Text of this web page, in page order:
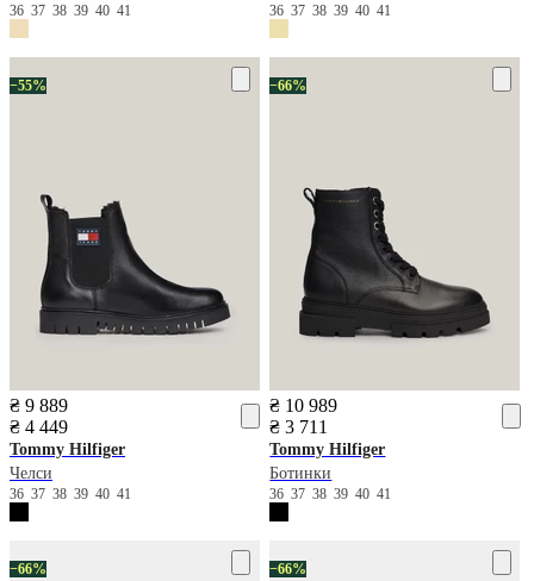
36 37 38 39 40 41 363738394041
−55%
₴ 9 889
₴ 4 449
Tommy Hilfiger
Челси
36 37 38 39 40 41
−66%
₴ 10 989
₴ 3 711
Tommy Hilfiger
Ботинки
363738394041
−66% −66%